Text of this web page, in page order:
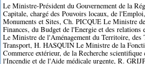
Le Ministre-Président du Gouvernement de la
Capitale, chargé des Pouvoirs locaux, de
Monuments et Sites, Ch. PICQUE Le Ministre
Finances, du Budget de l'Energie et des
Le Ministre de l'Aménagement du Territoire, des
Transport, H. HASQUIN Le Ministre de la
Commerce extérieur, de la Recherche
l'Incendie et de l'Aide médicale urgente, R.